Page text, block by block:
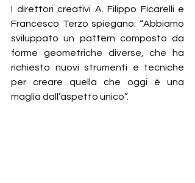
I direttori creativi A. Filippo Ficarelli e
Francesco Terzo spiegano: “Abbiamo
sviluppato un pattern composto da
forme geometriche diverse, che ha
richiesto nuovi strumenti e tecniche
per creare quella che oggi è una
maglia dall’aspetto unico”.